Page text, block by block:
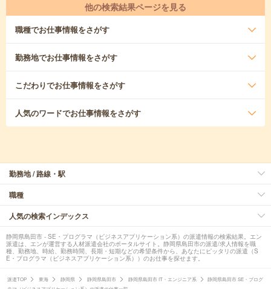
他の検索結果ページを見る
職種でお仕事情報をさがす
勤務地でお仕事情報をさがす
こだわりでお仕事情報をさがす
人気のワードでお仕事情報をさがす
勤務地 / 路線・駅
職種
人気の検索インデックス
静岡県島田市 - SE・プログラマ（ビジネスアプリケーション系）の派遣情報の検索結果。エン
派遣は、エンが運営する人材派遣会社のポータルサイト。静岡県島田市の派遣/求人情報を職
種、勤務地、時給、勤務時間、長期・短期などの希望条件から、あなたにピッタリの派遣（S
E・プログラマ（ビジネスアプリケーション系））のお仕事を探せます。
派遣TOP 東海 静岡県 静岡県島田市 静岡県島田市 IT・エンジニア系
静岡県島田市 SE・プログ